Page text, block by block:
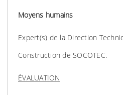
Moyens humains
Expert(s) de la Direction
Construction de SOCOTEC.
ÉVALUATION